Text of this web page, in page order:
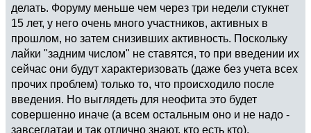
делать. Форуму меньше чем через три недели стукнет
15 лет, у него очень много участников, активных в
прошлом, но затем снизивших активность. Поскольку
лайки "задним числом" не ставятся, то при введении их
сейчас они будут характеризовать (даже без учета всех
прочих проблем) только то, что происходило после
введения. Но выглядеть для неофита это будет
совершенно иначе (а всем остальным оно и не надо -
завсегдатаи и так отлично знают, кто есть кто).